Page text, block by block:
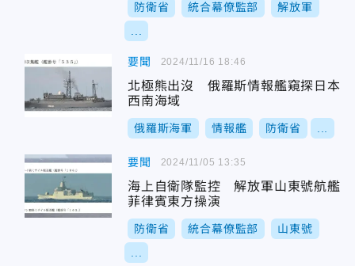
防衛省 統合幕僚監部 解放軍
要聞
北極熊出沒 俄羅斯情報艦窺探日本
西南海域
俄羅斯海軍 情報艦 防衛省
2024/11/16 18:46
要聞
海上自衛隊監控 解放軍山東號航艦
菲律賓東方操演
防衛省 統合幕僚監部 山東號
2024/11/05 13:35